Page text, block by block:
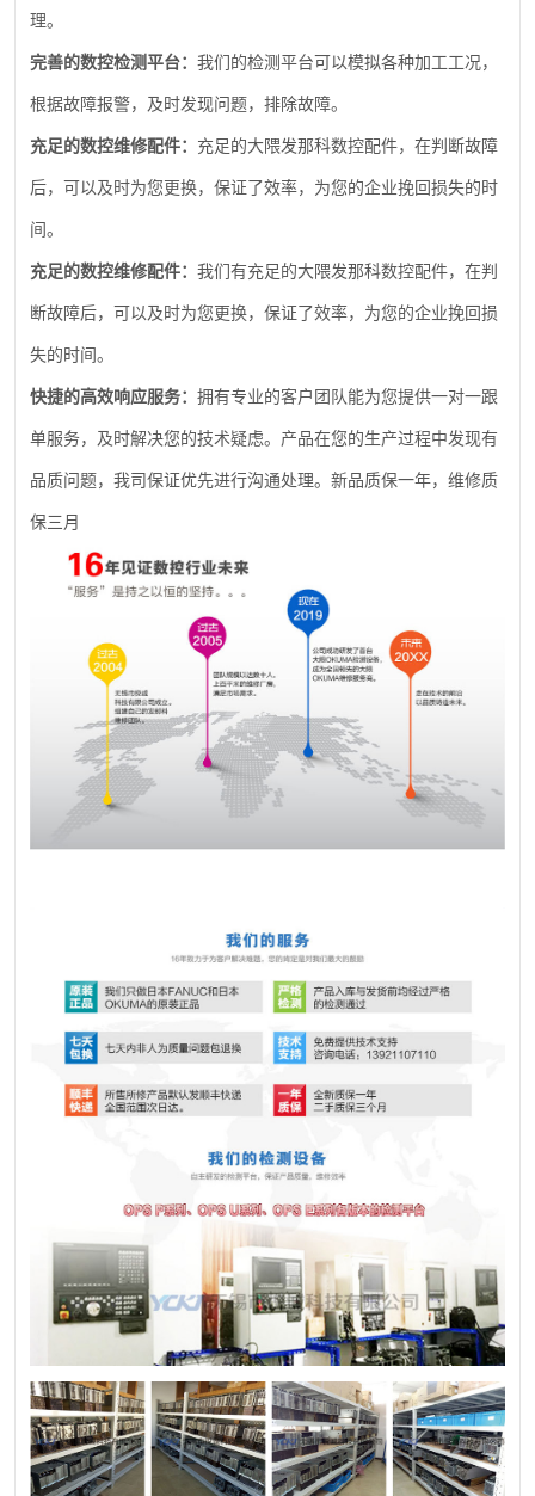
理。
完善的数控检测平台： 我们的检测平台可以模拟各种加工工况，
根据故障报警，及时发现问题，排除故障。
充足的数控维修配件： 充足的大隈发那科数控配件，在判断故障
后，可以及时为您更换，保证了效率，为您的企业挽回损失的时
间。
充足的数控维修配件： 我们有充足的大隈发那科数控配件，在判
断故障后，可以及时为您更换，保证了效率，为您的企业挽回损
失的时间。
快捷的高效响应服务： 拥有专业的客户团队能为您提供一对一跟
单服务，及时解决您的技术疑虑。产品在您的生产过程中发现有
品质问题，我司保证优先进行沟通处理。新品质保一年，维修质
保三月